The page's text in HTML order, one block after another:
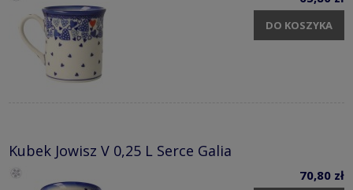
DO KOSZYKA
Kubek Jowisz V 0,25 L Serce Galia
70,80 zł